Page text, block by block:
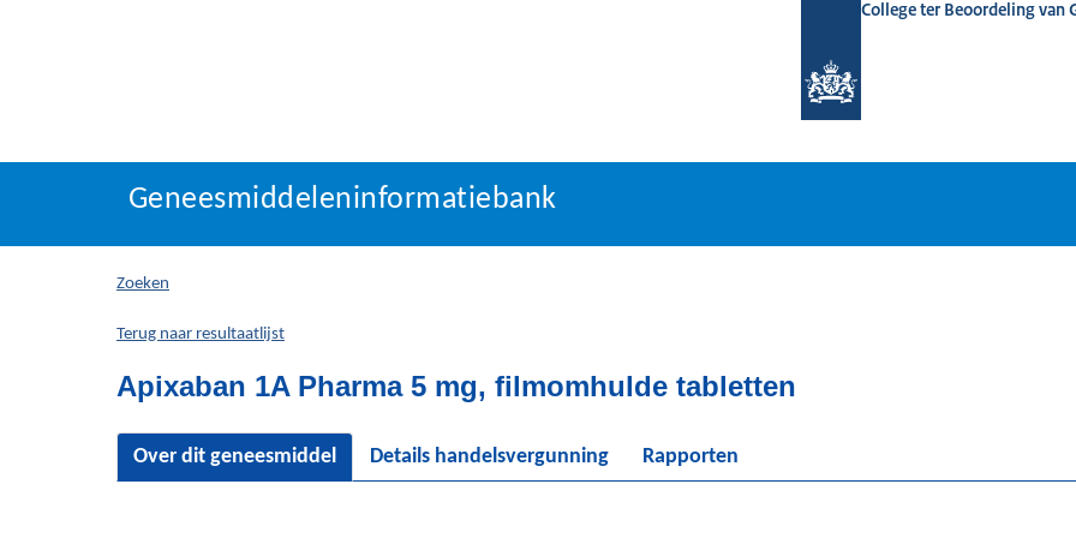
College ter Beoordeling van
Geneesmiddeleninformatiebank
U
hier:
Geneesmiddeleninformatiebank
Zoeken
Terug naar resultaatlijst
Apixaban 1A Pharma 5 mg, filmomhulde tabletten
Over dit geneesmiddel Details handelsvergunning Rapporten